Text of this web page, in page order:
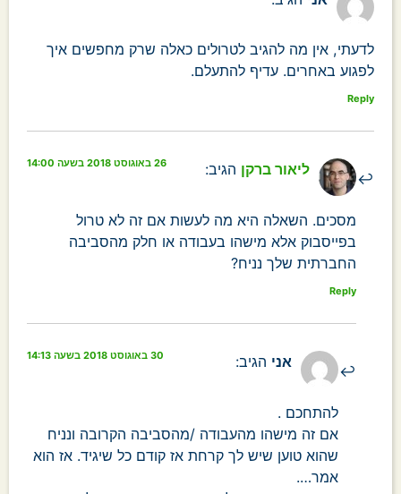
לדעתי, אין מה להגיב לטרולים כאלה שרק מחפשים איך
לפגוע באחרים. עדיף להתעלם.
Reply
ליאור ברקן הגיב: 26 באוגוסט 2018 בשעה 14:00
מסכים. השאלה היא מה לעשות אם זה לא טרול
בפייסבוק אלא מישהו בעבודה או חלק מהסביבה
החברתית שלך נניח?
Reply
אני הגיב: 30 באוגוסט 2018 בשעה 14:13
להתחכם .
אם זה מישהו מהעבודה /מהסביבה הקרובה ונניח
שהוא טוען שיש לך קרחת אז קודם כל שיגיד. אז הוא
אמר….